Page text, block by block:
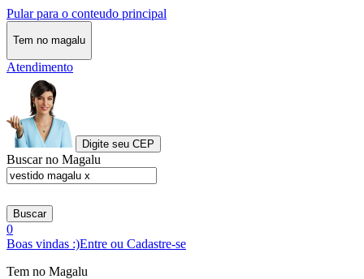
Pular para o conteudo principal
Tem no magalu
Atendimento
Digite seu CEP
Buscar no Magalu
Buscar
0
Boas vindas :)Entre ou Cadastre-se
Tem no Magalu